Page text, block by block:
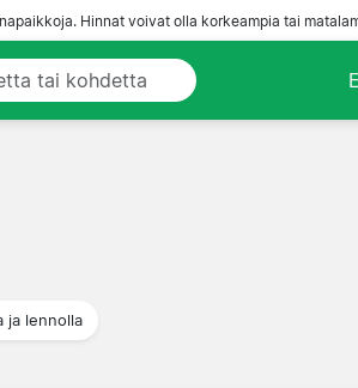
Hinnat voivat olla korkeampia tai
ja lennolla